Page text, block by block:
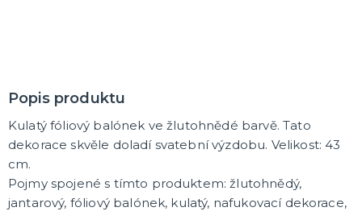
ROZLUČKA SE SVOBODOU
Šerpy na rozlučku se svobodou
Balónky na rozlučku se svobodou
SVATEBNÍ FOTOKOUTEK
Popis produktu
Kulatý fóliový balónek ve žlutohnědé barvě. Tato
dekorace skvěle doladí svatební výzdobu. Velikost: 43
cm.
Pojmy spojené s tímto produktem: žlutohnědý,
jantarový, fóliový balónek, kulatý, nafukovací dekorace,